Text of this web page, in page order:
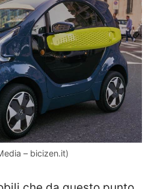
– bicizen.it)